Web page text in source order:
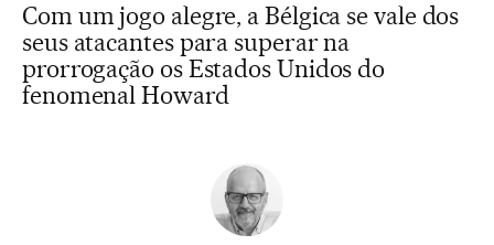
Com um jogo alegre, a Bélgica se vale dos
seus atacantes para superar na
prorrogação os Estados Unidos do
fenomenal Howard